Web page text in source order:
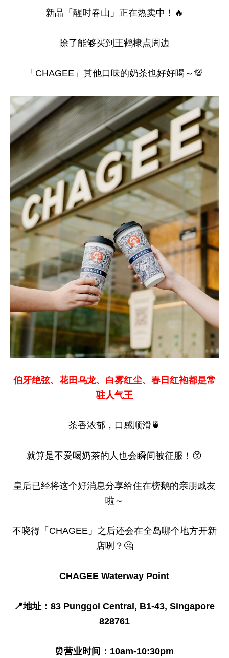
新品「醒时春山」正在热卖中！🔥
除了能够买到王鹤棣点周边
「CHAGEE」其他口味的奶茶也好好喝～💯
伯牙绝弦、花田乌龙、白雾红尘、春日红袍都是常
驻人气王
茶香浓郁，口感顺滑🍵
就算是不爱喝奶茶的人也会瞬间被征服！😙
皇后已经将这个好消息分享给住在榜鹅的亲朋戚友
啦～
不晓得「CHAGEE」之后还会在全岛哪个地方开新
店咧？🤔
CHAGEE Waterway Point
📍地址：83 Punggol Central, B1-43, Singapore
828761
⏰营业时间：10am-10:30pm